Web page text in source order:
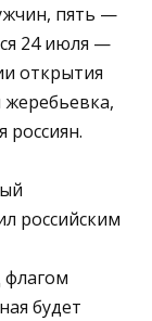
пять —
24 июля —
открытия
жеребьевка,
россиян.
российским
будет